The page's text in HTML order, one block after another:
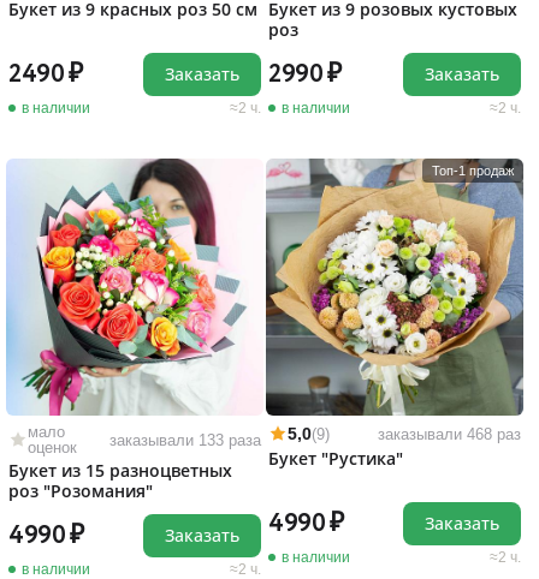
Букет из 9 красных роз 50 см
2490
в наличии 2 ч.
Заказать
Букет из 9 розовых кустовых
роз
2990
в наличии 2 ч.
Заказать
мало
оценок
заказывали 133 раза
Букет из 15 разноцветных
роз "Розомания"
4990
в наличии 2 ч.
Заказать
Топ-1 продаж
5,0(9) заказывали 468 раз
Букет "Рустика"
4990
в наличии 2 ч.
Заказать